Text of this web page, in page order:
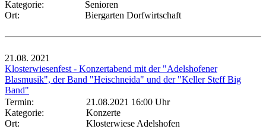
Kategorie:
Senioren
Ort:
Biergarten Dorfwirtschaft
21.08. 2021
Klosterwiesenfest - Konzertabend mit der "Adelshofener
Blasmusik", der Band "Heischneida" und der "Keller Steff Big
Band"
Termin:
21.08.2021 16:00 Uhr
Kategorie:
Konzerte
Ort:
Klosterwiese Adelshofen